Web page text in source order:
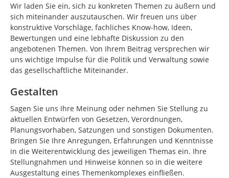
Wir laden Sie ein, sich zu konkreten Themen zu äußern und
sich miteinander auszutauschen. Wir freuen uns über
konstruktive Vorschläge, fachliches Know-how, Ideen,
Bewertungen und eine lebhafte Diskussion zu den
angebotenen Themen. Von Ihrem Beitrag versprechen wir
uns wichtige Impulse für die Politik und Verwaltung sowie
das gesellschaftliche Miteinander.
Gestalten
Sagen Sie uns Ihre Meinung oder nehmen Sie Stellung zu
aktuellen Entwürfen von Gesetzen, Verordnungen,
Planungsvorhaben, Satzungen und sonstigen Dokumenten.
Bringen Sie Ihre Anregungen, Erfahrungen und Kenntnisse
in die Weiterentwicklung des jeweiligen Themas ein. Ihre
Stellungnahmen und Hinweise können so in die weitere
Ausgestaltung eines Themenkomplexes einfließen.